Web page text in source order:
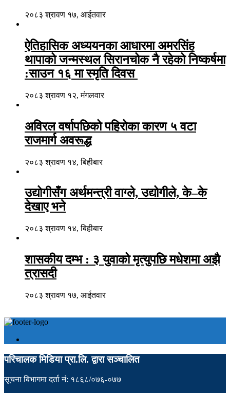
२०८३ श्रावण १७, आईतवार
ऐतिहासिक अध्ययनका आधारमा अमरसिंह
थापाको जन्मस्थल सिरानचोक नै रहेको निष्कर्षमा
:साउन १६ मा स्मृति दिवस
२०८३ श्रावण १२, मंगलवार
अविरल वर्षापछिको पहिरोका कारण ५ वटा
राजमार्ग अवरूद्ध
२०८३ श्रावण १४, बिहीबार
उद्योगीसँग अर्थमन्त्री वाग्ले, उद्योगीले, के–के
देखाए भने
२०८३ श्रावण १४, बिहीबार
शासकीय दम्भ : ३ युवाको मृत्युपछि मधेशमा अझै
त्रासदी
२०८३ श्रावण १७, आईतवार
परिचालक मिडिया प्रा.लि. द्वारा सञ्चालित
सूचना बिभागमा दर्ता नं: १८६८/०७६-०७७